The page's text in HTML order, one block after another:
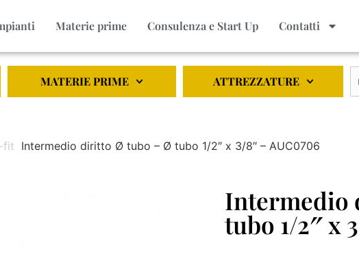
Materie prime Consulenza e Start Up Contatti
MATERIE PRIME ATTREZZATURE
fit Intermedio diritto Ø tubo – Ø tubo 1/2″ x 3/8″ – AUC0706
tubo 1/2″ x